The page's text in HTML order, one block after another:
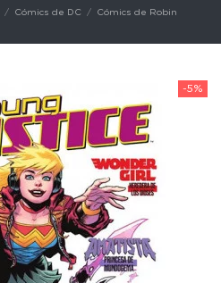
Cómics de DC
Cómics de Robin
-5%